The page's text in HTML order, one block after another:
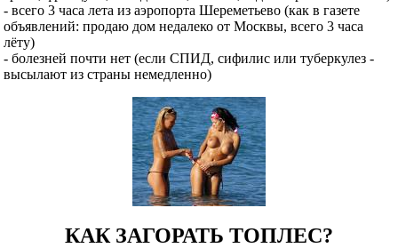
- всего 3 часа лета из аэропорта Шереметьево (как в газете
объявлений: продаю дом недалеко от Москвы, всего 3 часа
лёту)
- болезней почти нет (если СПИД, сифилис или туберкулез -
высылают из страны немедленно)
КАК ЗАГОРАТЬ ТОПЛЕС?